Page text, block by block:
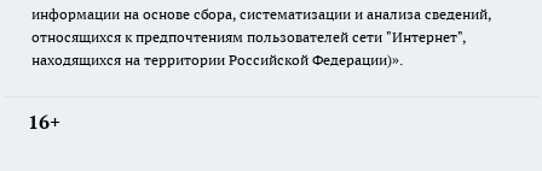
информации на основе сбора, систематизации и анализа сведений,
относящихся к предпочтениям пользователей сети "Интернет",
находящихся на территории Российской Федерации)».
16+